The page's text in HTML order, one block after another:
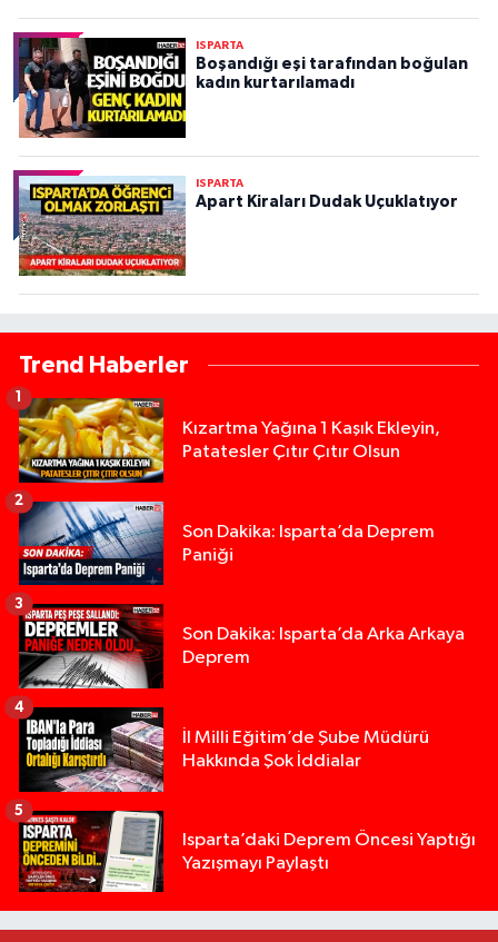
ISPARTA
Boşandığı eşi tarafından boğulan
kadın kurtarılamadı
ISPARTA
Apart Kiraları Dudak Uçuklatıyor
Trend Haberler
Kızartma Yağına 1 Kaşık Ekleyin,
Patatesler Çıtır Çıtır Olsun
1
Son Dakika: Isparta’da Deprem
Paniği
2
Son Dakika: Isparta’da Arka Arkaya
Deprem
3
İl Milli Eğitim’de Şube Müdürü
Hakkında Şok İddialar
4
Isparta’daki Deprem Öncesi Yaptığı
Yazışmayı Paylaştı
5
13:00 |Yığılca'da kardeşler arasındaki silahlı kavgada
12:48 |Tur teknesi çalışanlarının birbirine girdiği kavga
02:26 |MOTOSİKLETLE ÇARPIŞAN OTOMOBİL GÜL